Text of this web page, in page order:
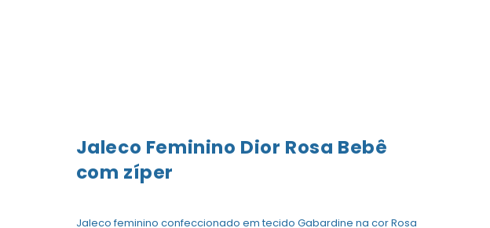
Jaleco Feminino Dior Rosa Bebê
com zíper
Jaleco feminino confeccionado em tecido Gabardine na cor Rosa